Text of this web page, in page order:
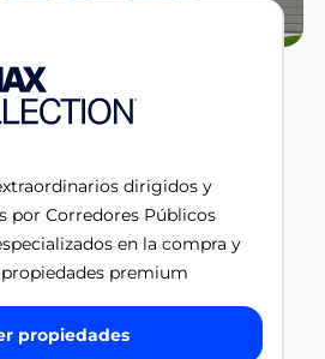
dirigidos y
por Corredores Públicos
en la compra y
premium
propiedades